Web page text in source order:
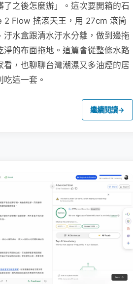
了之後怎麼辦」。這次要開箱的石
2 Flow 搖滾天王，用 27cm 滾筒
汙水盒跟清水汙水分離，做到邊拖
淨的布面拖地。這篇會從整條水路
看，也聊聊台灣潮濕又多油煙的居
這一套。
繼續閱讀→